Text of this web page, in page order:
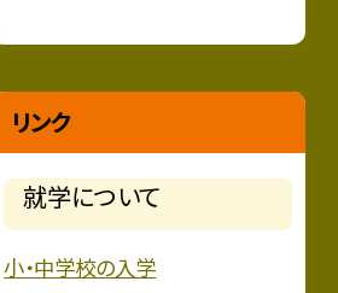
リンク
就学について
小・中学校の入学